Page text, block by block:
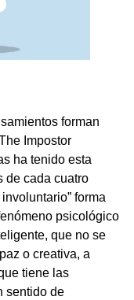
forman
Impostor
ha tenido esta
de cada cuatro
forma
psicológico
que no se
o creativa, a
tiene las
sentido de